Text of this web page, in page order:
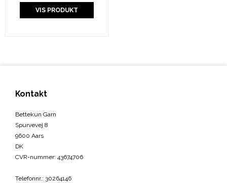
VIS PRODUKT
Kontakt
Bettekun Garn
Spurvevej 8
9600 Aars
DK
CVR-nummer: 43674706
Telefonnr.: 30264146